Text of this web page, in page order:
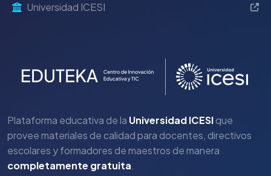
Universidad ICESI
Plataforma educativa de la Universidad ICESIque
provee materiales de calidad para docentes, directivos
escolares y formadores de maestros de manera
completamente gratuita.